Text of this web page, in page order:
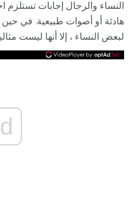
النساء والرجال إجابات تستلزم
هادئة أو أصوات طبيعية. في حين
لبعض النساء ، إلا أنها ليست